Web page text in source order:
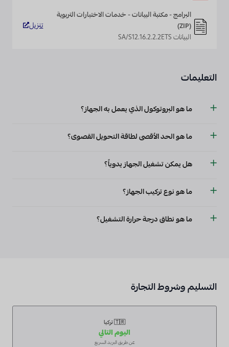
البرامج - مكتبة البيانات - خدمات الاختبارات التربوية
(ZIP)
البيانات SA/S12.16.2.2.2ETS
تنزيل
التعليمات
ما هو البروتوكول الذي يعمل به الجهاز؟
ما هو الحد الأقصى لطاقة التحويل القصوى؟
هل يمكن تشغيل الجهاز يدوياً؟
ما هو نوع تركيب الجهاز؟
ما هو نطاق درجة حرارة التشغيل؟
التسليم وشروط التجارة
🇹🇷 تركيا
اليوم التالي
عن طريق البريد السريع